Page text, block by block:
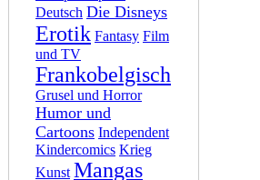
Deutsch Die Disneys
Erotik Fantasy Film
und TV
Frankobelgisch
Grusel und Horror
Humor und
Cartoons Independent
Kindercomics Krieg
Kunst Mangas